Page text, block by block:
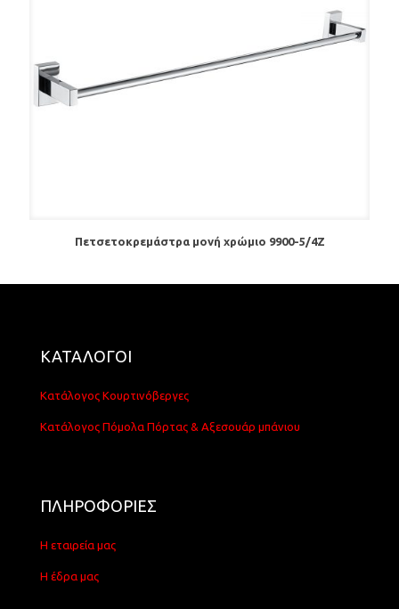
Πετσετοκρεμάστρα μονή χρώμιο 9900-5/4Z
ΚΑΤΑΛΟΓΟΙ
Κατάλογος Κουρτινόβεργες
Κατάλογος Πόμολα Πόρτας & Αξεσουάρ μπάνιου
ΠΛΗΡΟΦΟΡΙΕΣ
Η εταιρεία μας
Η έδρα μας